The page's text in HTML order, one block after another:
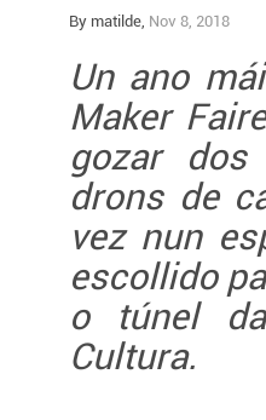
By matilde, Nov 8, 2018
Un ano
Maker
gozar dos
drons de
vez nun
escollido
o túnel
Cultura.